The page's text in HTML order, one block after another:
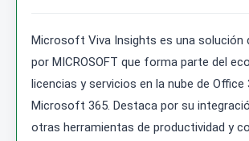
Microsoft Viva Insights es una solución
por MICROSOFT que forma parte del
licencias y servicios en la nube de Office
Microsoft 365. Destaca por su
otras herramientas de productividad y